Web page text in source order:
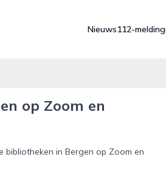
Nieuws112-
op Zoom en
in Bergen op Zoom en